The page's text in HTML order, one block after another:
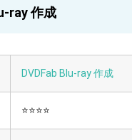
ray 作成
DVDFab Blu-ray 作成
⭐⭐⭐⭐